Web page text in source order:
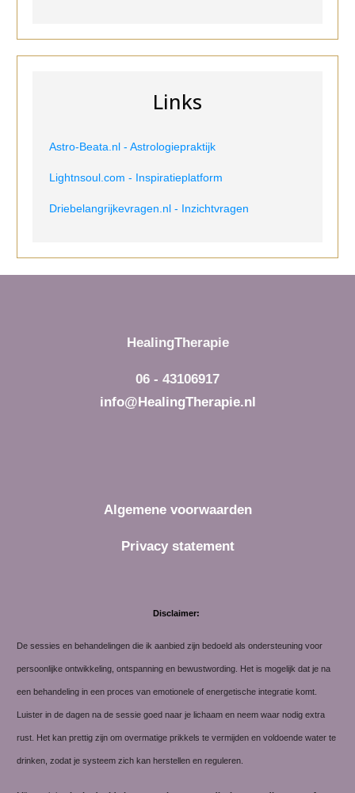
Links
Astro-Beata.nl - Astrologiepraktijk
Lightnsoul.com - Inspiratieplatform
Driebelangrijkevragen.nl - Inzichtvragen
HealingTherapie
06 - 43106917
info@HealingTherapie.nl
Algemene voorwaarden
Privacy statement
Disclaimer:
De sessies en behandelingen die ik aanbied zijn bedoeld als ondersteuning voor
persoonlijke ontwikkeling, ontspanning en bewustwording. Het is mogelijk dat je na
een behandeling in een proces van emotionele of energetische integratie komt.
Luister in de dagen na de sessie goed naar je lichaam en neem waar nodig extra
rust. Het kan prettig zijn om overmatige prikkels te vermijden en voldoende water te
drinken, zodat je systeem zich kan herstellen en reguleren.